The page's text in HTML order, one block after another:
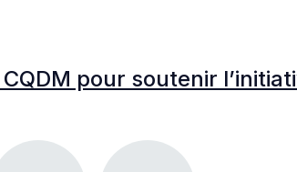
pour soutenir